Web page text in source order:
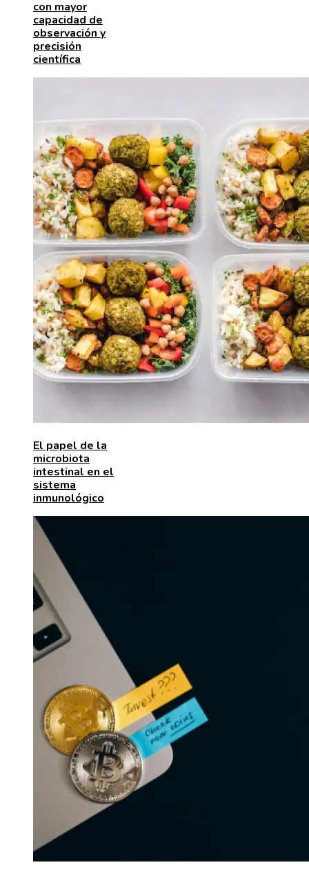
con mayor
capacidad de
observación y
precisión
científica
El papel de la
microbiota
intestinal en el
sistema
inmunológico